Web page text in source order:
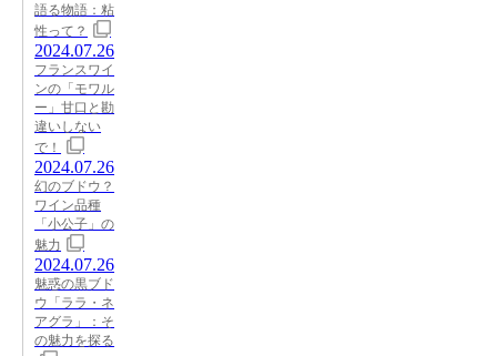
語る物語：粘
性って？
2024.07.26
フランスワイ
ンの「モワル
ー」甘口と勘
違いしない
で！
2024.07.26
幻のブドウ？
ワイン品種
「小公子」の
魅力
2024.07.26
魅惑の黒ブド
ウ「ララ・ネ
アグラ」：そ
の魅力を探る